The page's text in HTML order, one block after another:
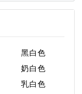
黑白色
奶白色
乳白色